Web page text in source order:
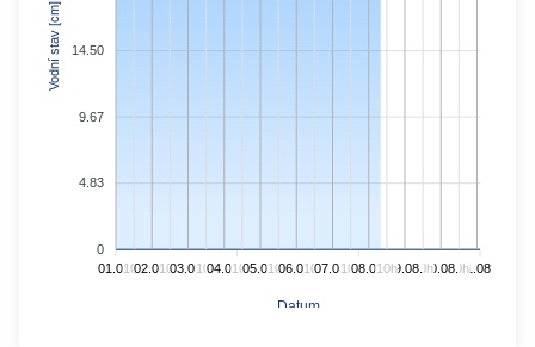
14.50
9.67
4.83
0
Vodní stav [cm]
Datum
01.08.10h02.08.10h03.08.10h04.08.10h05.08.10h06.08.10h07.08.10h08.08. 11.08.
10h
10.08.
10h
09.08.
10h